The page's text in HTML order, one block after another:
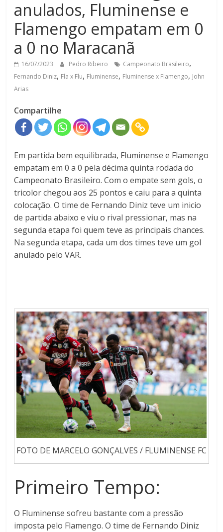
anulados, Fluminense e
Flamengo empatam em 0
a 0 no Maracanã
16/07/2023 Pedro Ribeiro Campeonato Brasileiro,
Fernando Diniz, Fla x Flu, Fluminense, Fluminense x Flamengo, John
Arias
Compartilhe
Em partida bem equilibrada, Fluminense e Flamengo
empatam em 0 a 0 pela décima quinta rodada do
Campeonato Brasileiro. Com o empate sem gols, o
tricolor chegou aos 25 pontos e caiu para a quinta
colocação. O time de Fernando Diniz teve um inicio
de partida abaixo e viu o rival pressionar, mas na
segunda etapa foi quem teve as principais chances.
Na segunda etapa, cada um dos times teve um gol
anulado pelo VAR.
FOTO DE MARCELO GONÇALVES / FLUMINENSE FC
Primeiro Tempo:
O Fluminense sofreu bastante com a pressão
imposta pelo Flamengo. O time de Fernando Diniz